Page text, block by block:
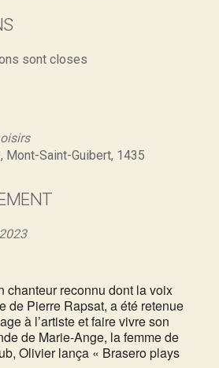
sont closes
Mont-Saint-Guibert, 1435
chanteur reconnu dont la voix
de Pierre Rapsat, a été retenue
à l’artiste et faire vivre son
de Marie-Ange, la femme de
Olivier lança « Brasero plays